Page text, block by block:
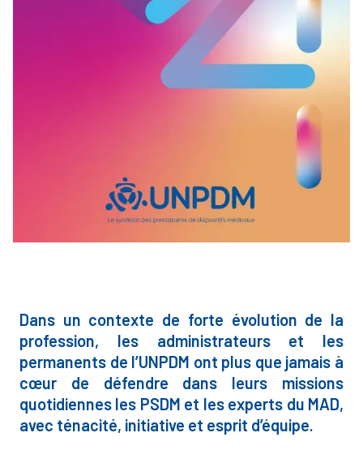
Dans un contexte de forte évolution de la
profession, les administrateurs et les
permanents de l’UNPDM ont plus que jamais à
cœur de défendre dans leurs missions
quotidiennes les PSDM et les experts du MAD,
avec ténacité, initiative et esprit d’équipe.